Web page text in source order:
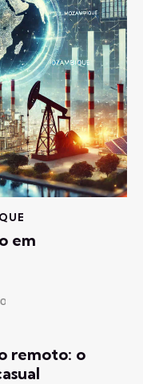
em
remoto: o